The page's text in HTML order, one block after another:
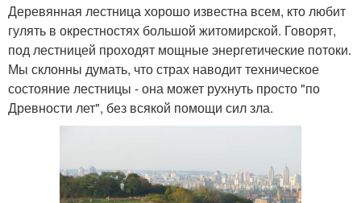
Деревянная лестница хорошо известна всем, кто любит
гулять в окрестностях большой житомирской. Говорят,
под лестницей проходят мощные энергетические потоки.
Мы склонны думать, что страх наводит техническое
состояние лестницы - она может рухнуть просто "по
Древности лет", без всякой помощи сил зла.